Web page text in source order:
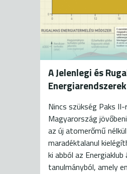
A Jelenlegi és
Energiarendszerek
Nincs szükség Paks
Magyarország
az új atomerőmű
maradéktalanul
ki abból az
tanulmányból, amely